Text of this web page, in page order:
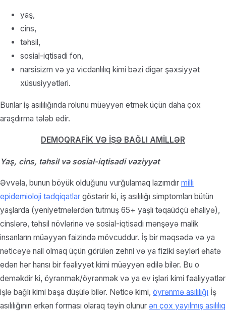
yaş,
cins,
təhsil,
sosial-iqtisadi fon,
narsisizm və ya vicdanlılıq kimi bəzi digər şəxsiyyət
xüsusiyyətləri.
Bunlar iş asılılığında rolunu müəyyən etmək üçün daha çox
araşdırma tələb edir.
DEMOQRAFİK VƏ İŞƏ BAĞLI AMİLLƏR
Yaş, cins, təhsil və sosial-iqtisadi vəziyyət
Əvvəla, bunun böyük olduğunu vurğulamaq lazımdır milli
epidemioloji tədqiqatlar göstərir ki, iş asılılığı simptomları bütün
yaşlarda (yeniyetmələrdən tutmuş 65+ yaşlı təqaüdçü əhaliyə),
cinslərə, təhsil növlərinə və sosial-iqtisadi mənşəyə malik
insanların müəyyən faizində mövcuddur. İş bir məqsədə və ya
nəticəyə nail olmaq üçün görülən zehni və ya fiziki səyləri əhatə
edən hər hansı bir fəaliyyət kimi müəyyən edilə bilər. Bu o
deməkdir ki, öyrənmək/öyrənmək və ya ev işləri kimi fəaliyyətlər
işlə bağlı kimi başa düşülə bilər. Nəticə kimi, öyrənmə asılılığı İş
asılılığının erkən forması olaraq təyin olunur ən çox yayılmış asılılıq